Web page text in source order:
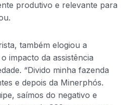
produtivo e relevante para
também elogiou a
impacto da assistência
“Divido minha fazenda
e depois da Minerphós.
saímos do negativo e